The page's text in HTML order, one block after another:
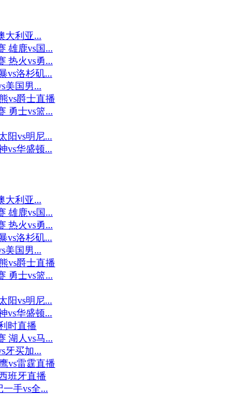
大利亚...
雄鹿vs国...
热火vs勇...
vs洛杉矶...
美国男...
vs爵士直播
勇士vs篮...
阳vs明尼...
vs华盛顿...
大利亚...
雄鹿vs国...
热火vs勇...
vs洛杉矶...
美国男...
vs爵士直播
勇士vs篮...
阳vs明尼...
vs华盛顿...
时直播
湖人vs马...
牙买加...
vs雷霆直播
班牙直播
手vs全...